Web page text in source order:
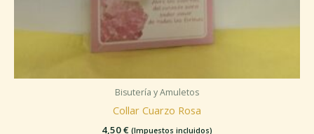
Bisutería y Amuletos
Collar Cuarzo Rosa
4,50€ (Impuestos incluidos)